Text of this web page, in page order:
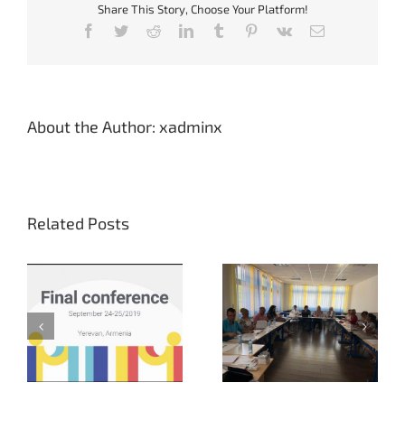
Share This Story, Choose Your Platform!
Facebook
TwitterRedditLinkedInTumblr Pinterest
Vk Email
About the Author: xadminx
Related Posts
Training on inclusive
practices for
highschool teaching
staff
CONSORTUM MEETING
GRAZ